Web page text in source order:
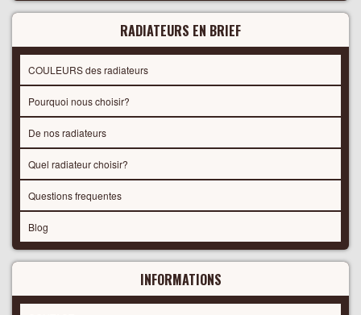
RADIATEURS EN BRIEF
COULEURS des radiateurs
Pourquoi nous choisir?
De nos radiateurs
Quel radiateur choisir?
Questions frequentes
Blog
INFORMATIONS